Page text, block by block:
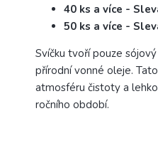
40 ks a více -
50 ks a více -
Svíčku tvoří pouze
přírodní vonné oleje.
atmosféru čistoty a
ročního období.